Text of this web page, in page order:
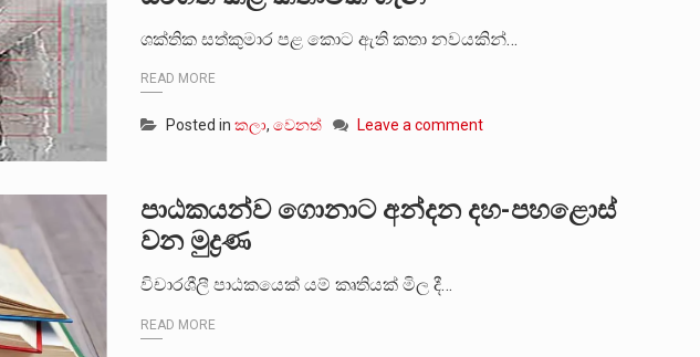
ශක්තික සත්කුමාර පළ කොට ඇති කතා නවයකින්…
READ MORE
Posted in කලා, වෙනත් Leave a comment
පාඨකයන්ව ගොනාට අන්දන දහ-පහළොස්
වන මුද්‍රණ
විචාරශීලී පාඨකයෙක් යම් කෘතියක් මිල දී…
READ MORE